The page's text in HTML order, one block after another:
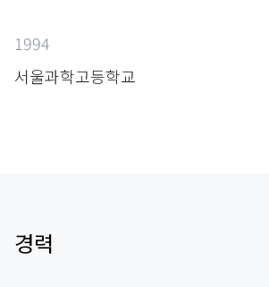
1994
서울과학고등학교
경력